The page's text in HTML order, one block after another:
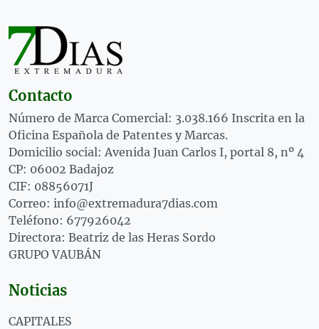
Contacto
Número de Marca Comercial: 3.038.166 Inscrita en la
Oficina Española de Patentes y Marcas.
Domicilio social: Avenida Juan Carlos I, portal 8, nº 4
CP: 06002 Badajoz
CIF: 08856071J
Correo: info@extremadura7dias.com
Teléfono: 677926042
Directora: Beatriz de las Heras Sordo
GRUPO VAUBÁN
Noticias
CAPITALES